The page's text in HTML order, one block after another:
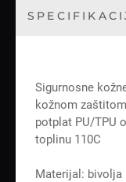
Sigurnosne
kožnom
potplat PU/TPU
toplinu 110C
Materijal: bivolja